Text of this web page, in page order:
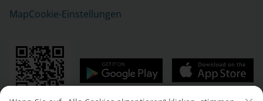
MapCookie-Einstellungen